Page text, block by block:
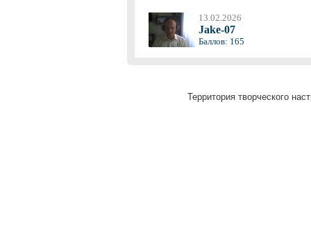
13.02.2026
Jake-07
Баллов: 165
Территория творческого